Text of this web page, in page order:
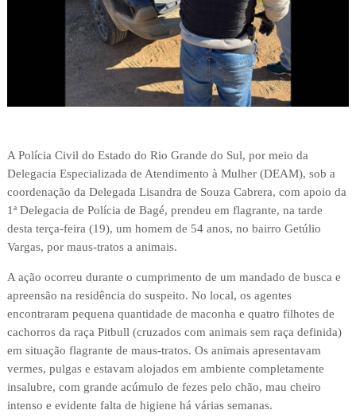
A Polícia Civil do Estado do Rio Grande do Sul, por meio da
Delegacia Especializada de Atendimento à Mulher (DEAM), sob a
coordenação da Delegada Lisandra de Souza Cabrera, com apoio da
1ª Delegacia de Polícia de Bagé, prendeu em flagrante, na tarde
desta terça-feira (19), um homem de 54 anos, no bairro Getúlio
Vargas, por maus-tratos a animais.
A ação ocorreu durante o cumprimento de um mandado de busca e
apreensão na residência do suspeito. No local, os agentes
encontraram pequena quantidade de maconha e quatro filhotes de
cachorros da raça Pitbull (cruzados com animais sem raça definida)
em situação flagrante de maus-tratos. Os animais apresentavam
vermes, pulgas e estavam alojados em ambiente completamente
insalubre, com grande acúmulo de fezes pelo chão, mau cheiro
intenso e evidente falta de higiene há várias semanas.